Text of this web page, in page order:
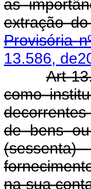
as
Provisória
13.586,
Art
como
de bens
na sua